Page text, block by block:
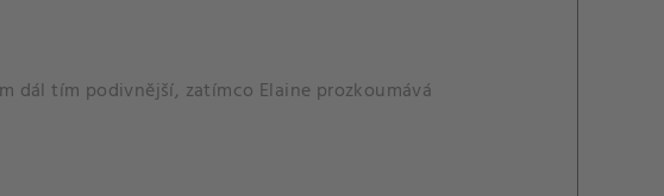
dál tím podivnější, zatímco Elaine prozkoumává